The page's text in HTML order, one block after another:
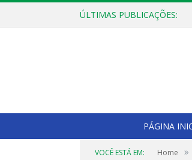
ÚLTIMAS PUBLICAÇÕES:
PÁGINA
VOCÊ ESTÁ EM: Home »